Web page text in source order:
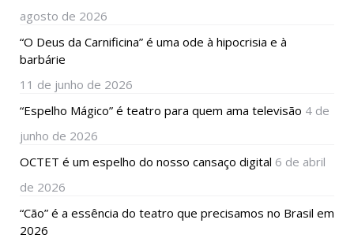
agosto de 2026
“O Deus da Carnificina” é uma ode à hipocrisia e à
barbárie
11 de junho de 2026
“Espelho Mágico” é teatro para quem ama televisão 4 de
junho de 2026
OCTET é um espelho do nosso cansaço digital 6 de abril
de 2026
“Cão” é a essência do teatro que precisamos no Brasil em
2026